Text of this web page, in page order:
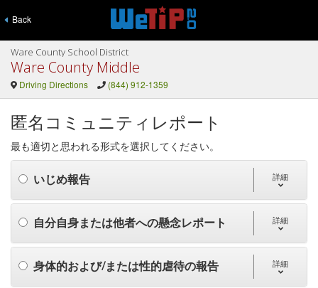
Back
Ware County School District
Ware County Middle
Driving Directions (844) 912-1359
匿名コミュニティレポート
最も適切と思われる形式を選択してください。
いじめ報告 詳細
自分自身または他者への懸念レポート 詳細
身体的および/または性的虐待の報告 詳細